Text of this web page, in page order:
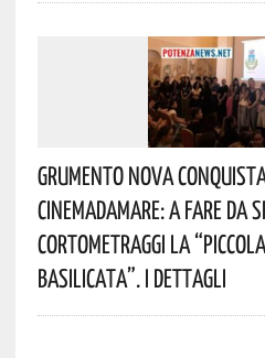
Grumento Nova
Cinemadamare: A Fare Da
Cortometraggi La
Basilicata”. I Dettagli